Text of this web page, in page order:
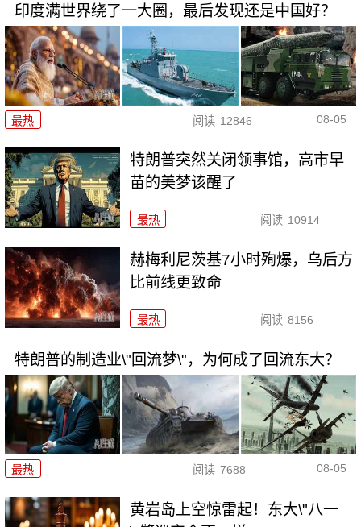
印度满世界绕了一大圈，最后发现还是中国好？
最热 阅读 12846 08-05
特朗普突然关闭领事馆，高市早
苗的美梦该醒了
最热 阅读 10914
赫梅利尼茨基7小时殉爆，乌后方
比前线更致命
最热 阅读 8156
特朗普的制造业\"回流梦\"，为何成了回流东大？
最热 阅读 7688 08-05
黄岩岛上空惊雷起！东大\"八一